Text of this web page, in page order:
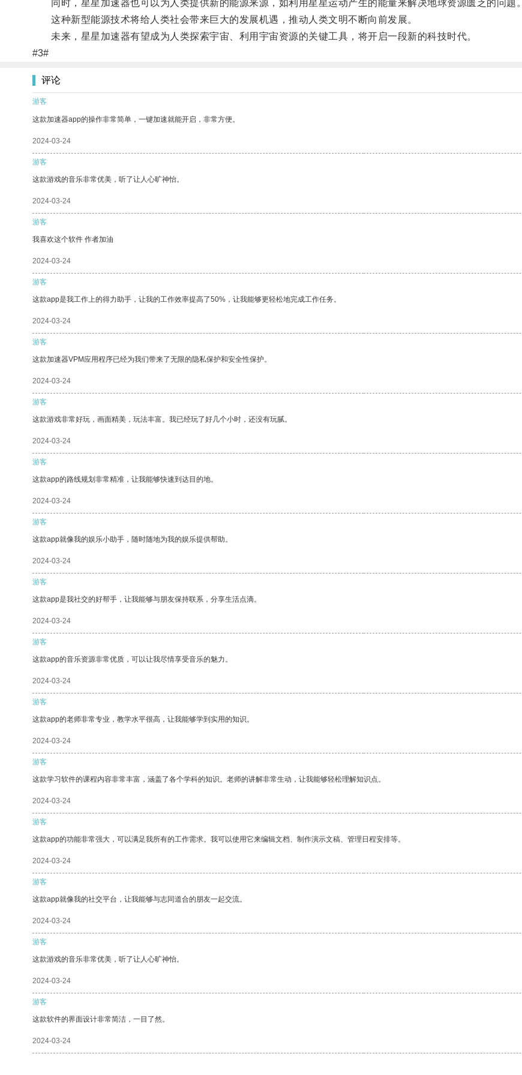
同时，星星加速器也可以为人类提供新的能源来源，如利用星星运动产生的能量来解决地球资源匮乏的问题。
这种新型能源技术将给人类社会带来巨大的发展机遇，推动人类文明不断向前发展。
未来，星星加速器有望成为人类探索宇宙、利用宇宙资源的关键工具，将开启一段新的科技时代。
#3#
评论
游客
这款加速器app的操作非常简单，一键加速就能开启，非常方便。
2024-03-24
游客
这款游戏的音乐非常优美，听了让人心旷神怡。
2024-03-24
游客
我喜欢这个软件 作者加油
2024-03-24
游客
这款app是我工作上的得力助手，让我的工作效率提高了50%，让我能够更轻松地完成工作任务。
2024-03-24
游客
这款加速器VPM应用程序已经为我们带来了无限的隐私保护和安全性保护。
2024-03-24
游客
这款游戏非常好玩，画面精美，玩法丰富。我已经玩了好几个小时，还没有玩腻。
2024-03-24
游客
这款app的路线规划非常精准，让我能够快速到达目的地。
2024-03-24
游客
这款app就像我的娱乐小助手，随时随地为我的娱乐提供帮助。
2024-03-24
游客
这款app是我社交的好帮手，让我能够与朋友保持联系，分享生活点滴。
2024-03-24
游客
这款app的音乐资源非常优质，可以让我尽情享受音乐的魅力。
2024-03-24
游客
这款app的老师非常专业，教学水平很高，让我能够学到实用的知识。
2024-03-24
游客
这款学习软件的课程内容非常丰富，涵盖了各个学科的知识。老师的讲解非常生动，让我能够轻松理解知识点。
2024-03-24
游客
这款app的功能非常强大，可以满足我所有的工作需求。我可以使用它来编辑文档、制作演示文稿、管理日程安排等。
2024-03-24
游客
这款app就像我的社交平台，让我能够与志同道合的朋友一起交流。
2024-03-24
游客
这款游戏的音乐非常优美，听了让人心旷神怡。
2024-03-24
游客
这款软件的界面设计非常简洁，一目了然。
2024-03-24